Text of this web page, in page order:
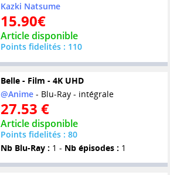
Kazki Natsume
15.90€
Article disponible
Points fidelités : 110
Belle - Film - 4K UHD
@Anime- Blu-Ray - intégrale
27.53 €
Article disponible
Points fidelités : 80
Nb Blu-Ray : 1 - Nb épisodes : 1